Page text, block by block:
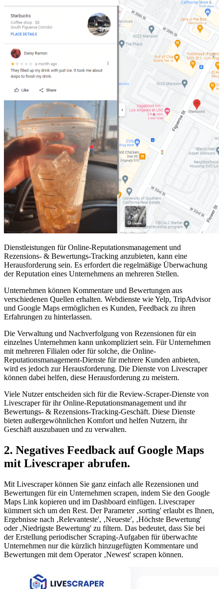
Dienstleistungen für Online-Reputationsmanagement und
Rezensions- & Bewertungs-Tracking anzubieten, kann eine
Herausforderung sein. Es erfordert die regelmäßige Überwachung
der Reputation eines Unternehmens an mehreren Stellen.
Unternehmen können Kommentare und Bewertungen aus
verschiedenen Quellen erhalten. Webdienste wie Yelp, TripAdvisor
und Google Maps ermöglichen es Kunden, Feedback zu ihren
Erfahrungen zu hinterlassen.
Die Verwaltung und Nachverfolgung von Rezensionen für ein
einzelnes Unternehmen kann unkompliziert sein. Für Unternehmen
mit mehreren Filialen oder für solche, die Online-
Reputationsmanagement-Dienste für mehrere Kunden anbieten,
wird es jedoch zur Herausforderung. Die Dienste von Livescraper
können dabei helfen, diese Herausforderung zu meistern.
Viele Nutzer entscheiden sich für die Review-Scraper-Dienste von
Livescraper für ihr Online-Reputationsmanagement und ihr
Bewertungs- & Rezensions-Tracking-Geschäft. Diese Dienste
bieten außergewöhnlichen Komfort und helfen Nutzern, ihr
Geschäft auszubauen und zu verwalten.
2. Negatives Feedback auf Google Maps
mit Livescraper abrufen.
Mit Livescraper können Sie ganz einfach alle Rezensionen und
Bewertungen für ein Unternehmen scrapen, indem Sie den Google
Maps Link kopieren und im Dashboard einfügen. Livescraper
kümmert sich um den Rest. Der Parameter ‚sorting' erlaubt es Ihnen,
Ergebnisse nach ‚Relevanteste', ‚Neueste', ‚Höchste Bewertung'
oder ‚Niedrigste Bewertung' zu filtern. Das bedeutet, dass Sie bei
der Erstellung periodischer Scraping-Aufgaben für überwachte
Unternehmen nur die kürzlich hinzugefügten Kommentare und
Bewertungen mit dem Operator ‚Newest' scrapen können.